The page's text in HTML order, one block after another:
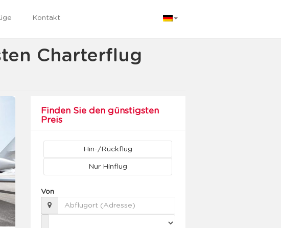
Kontakt
Charterflug
Finden Sie den günstigsten
Preis
Hin-/Rückflug
Nur Hinflug
Von